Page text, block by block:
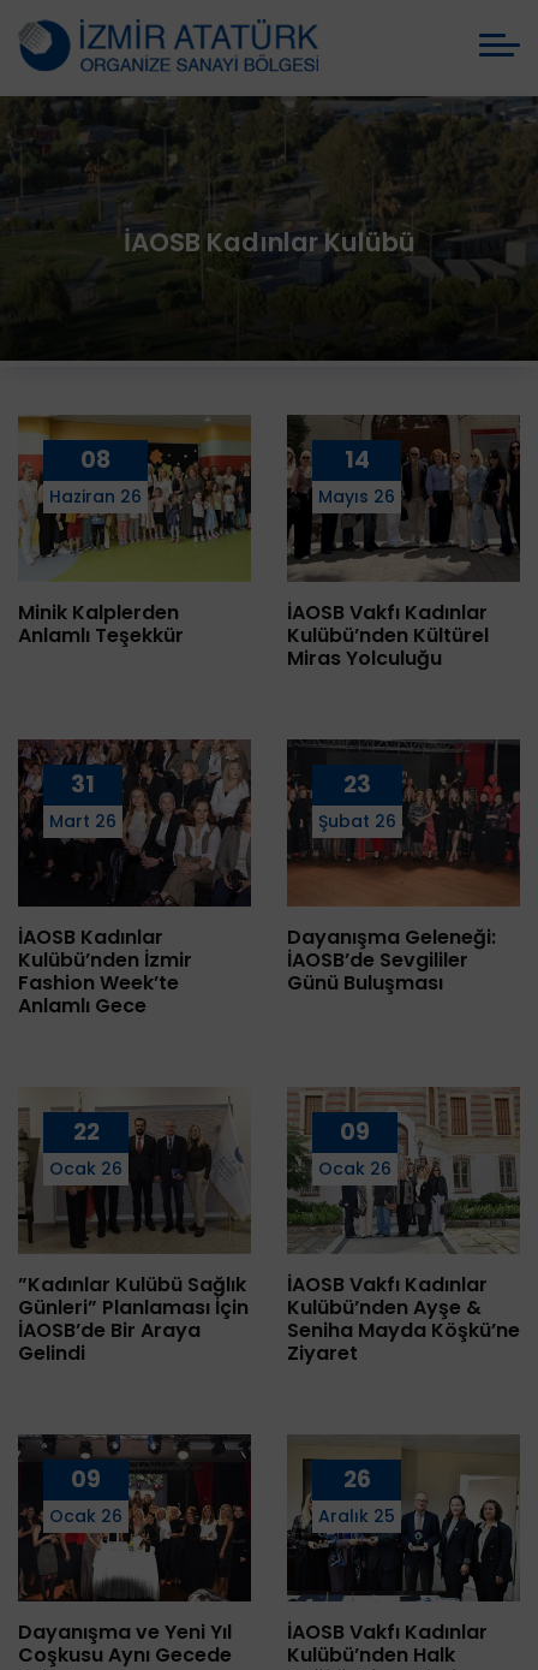
İAOSB Kadınlar Kulübü
08
Haziran 26
Minik Kalplerden
Anlamlı Teşekkür
14
Mayıs 26
İAOSB Vakfı Kadınlar
Kulübü’nden Kültürel
Miras Yolculuğu
31
Mart 26
İAOSB Kadınlar
Kulübü’nden İzmir
Fashion Week’te
Anlamlı Gece
23
Şubat 26
Dayanışma Geleneği:
İAOSB’de Sevgililer
Günü Buluşması
22
Ocak 26
”Kadınlar Kulübü Sağlık
Günleri” Planlaması İçin
İAOSB’de Bir Araya
Gelindi
09
Ocak 26
İAOSB Vakfı Kadınlar
Kulübü’nden Ayşe &
Seniha Mayda Köşkü’ne
Ziyaret
09
Ocak 26
Dayanışma ve Yeni Yıl
Coşkusu Aynı Gecede
26
Aralık 25
İAOSB Vakfı Kadınlar
Kulübü’nden Halk